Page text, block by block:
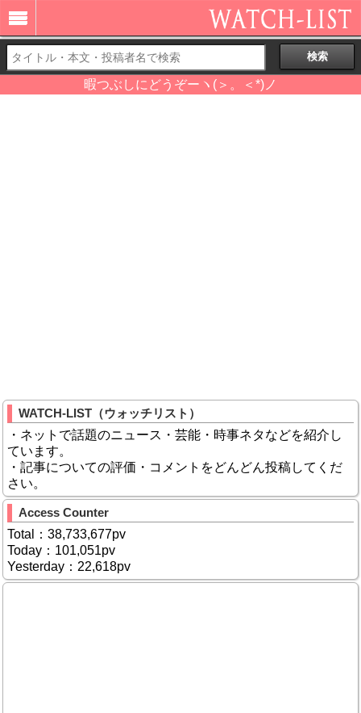
暇つぶしにどうぞーヽ(＞。＜*)ノ
WATCH-LIST（ウォッチリスト）
・ネットで話題のニュース・芸能・時事ネタなどを紹介し
ています。
・記事についての評価・コメントをどんどん投稿してくだ
さい。
Access Counter
Total：38,733,677pv
Today：101,051pv
Yesterday：22,618pv